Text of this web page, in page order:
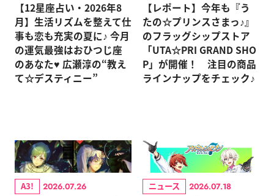
【12星座占い・2026年8
月】生活リズムを整えて仕
事も恋も充実の夏に♪ 今月
の運気最強はおひつじ座
のあなた♥ 広瀬淳の“教え
て☆デスティニー”
【レポート】今年も『う
たの☆プリンスさまっ♪』
のフラッグシップストア
「UTA☆PRI GRAND SHO
P」が開催！ 注目の商品
ラインナップをチェック♪
A3! 2026.07.26 ニュース 2026.07.18